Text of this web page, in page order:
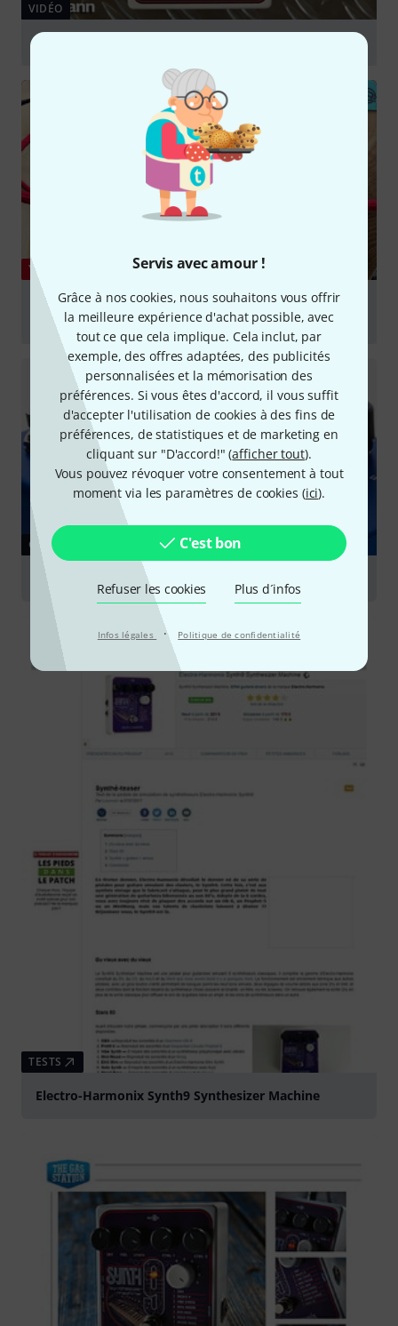
Servis avec amour !
Grâce à nos cookies, nous souhaitons vous offrir
la meilleure expérience d'achat possible, avec
tout ce que cela implique. Cela inclut, par
exemple, des offres adaptées, des publicités
personnalisées et la mémorisation des
préférences. Si vous êtes d'accord, il vous suffit
d'accepter l'utilisation de cookies à des fins de
préférences, de statistiques et de marketing en
cliquant sur "D'accord!" (afficher tout).
Vous pouvez révoquer votre consentement à tout
moment via les paramètres de cookies (ici).
C'est bon
Refuser les cookies Plus d´infos
Infos légales · Politique de confidentialité
VIDÉO
YOUTUBE
Electro-Harmonix Synth9 | 9 synth sounds in 9
minutes
GUIDES
Effets de modulation
TESTS
Electro-Harmonix Synth9 Synthesizer Machine